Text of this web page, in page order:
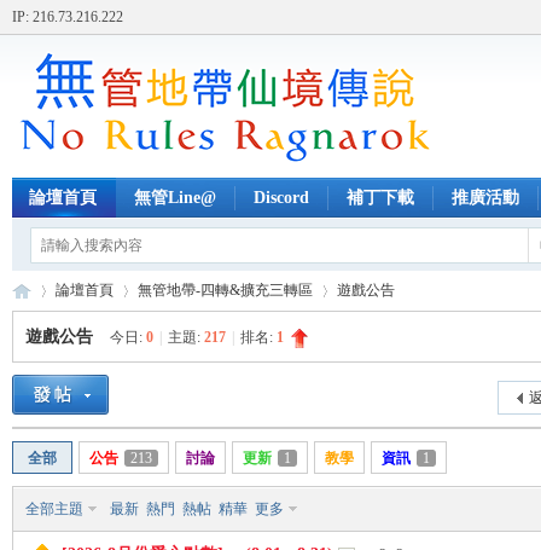
IP: 216.73.216.222
論壇首頁 無管Line@ Discord 補丁下載 推廣活動
»
論壇首頁 無管地帶-四轉&擴充三轉區 遊戲公告
遊戲公告 今日: 0 主題: 217 排名: 1
全部 公告 213 討論 更新 1 教學 資訊 1
全部主題 最新 熱門 熱帖 精華 更多